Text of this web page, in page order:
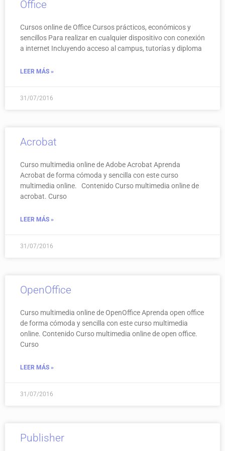
Office
Cursos online de Office Cursos prácticos, económicos y
sencillos Para realizar en cualquier dispositivo con conexión
a internet Incluyendo acceso al campus, tutorías y diploma
LEER MÁS »
31/07/2016
Acrobat
Curso multimedia online de Adobe Acrobat Aprenda
Acrobat de forma cómoda y sencilla con este curso
multimedia online. Contenido Curso multimedia online de
acrobat. Curso
LEER MÁS »
31/07/2016
OpenOffice
Curso multimedia online de OpenOffice Aprenda open office
de forma cómoda y sencilla con este curso multimedia
online. Contenido Curso multimedia online de open office.
Curso
LEER MÁS »
31/07/2016
Publisher